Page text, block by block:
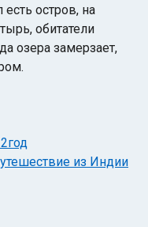
есть остров, на
обитатели
озера замерзает,
из Индии